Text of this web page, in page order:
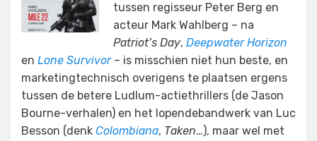
tussen regisseur Peter Berg en
acteur Mark Wahlberg – na
Patriot’s Day, Deepwater Horizon
en Lone Survivor– is misschien niet hun beste, en
marketingtechnisch overigens te plaatsen ergens
tussen de betere Ludlum-actiethrillers (de Jason
Bourne-verhalen) en het lopendebandwerk van Luc
Besson (denk Colombiana, Taken…), maar wel met